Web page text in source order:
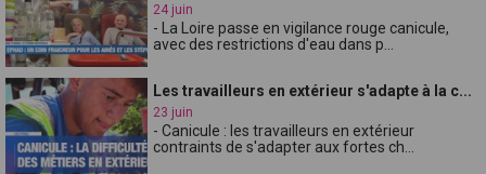
24 juin
- La Loire passe en vigilance rouge canicule,
avec des restrictions d'eau dans p...
Les travailleurs en extérieur s'adapte à la c...
23 juin
- Canicule : les travailleurs en extérieur
contraints de s'adapter aux fortes ch...